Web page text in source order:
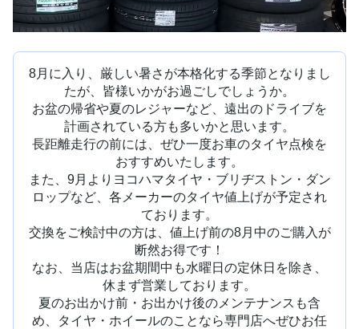
8月に入り、厳しい暑さが本格化する季節となりまし
たが、皆様いかがお過ごしでしょうか。
お盆の帰省や夏のレジャーなど、遠出のドライブを
計画されている方も多いかと思います。
長距離走行の前には、ぜひ一度お車のタイヤ点検を
おすすめいたします。
また、9月よりヨコハマタイヤ・ブリヂストン・ダン
ロップなど、各メーカーのタイヤ値上げが予定され
ております。
交換をご検討中の方は、値上げ前の8月中のご購入が
断然お得です！
なお、当店はお盆期間中も水曜日の定休日を除き、
休まず営業しております。
夏のお出かけ前・お出かけ後のメンテナンスも含
め、タイヤ・ホイールのことなら専門店へぜひお任